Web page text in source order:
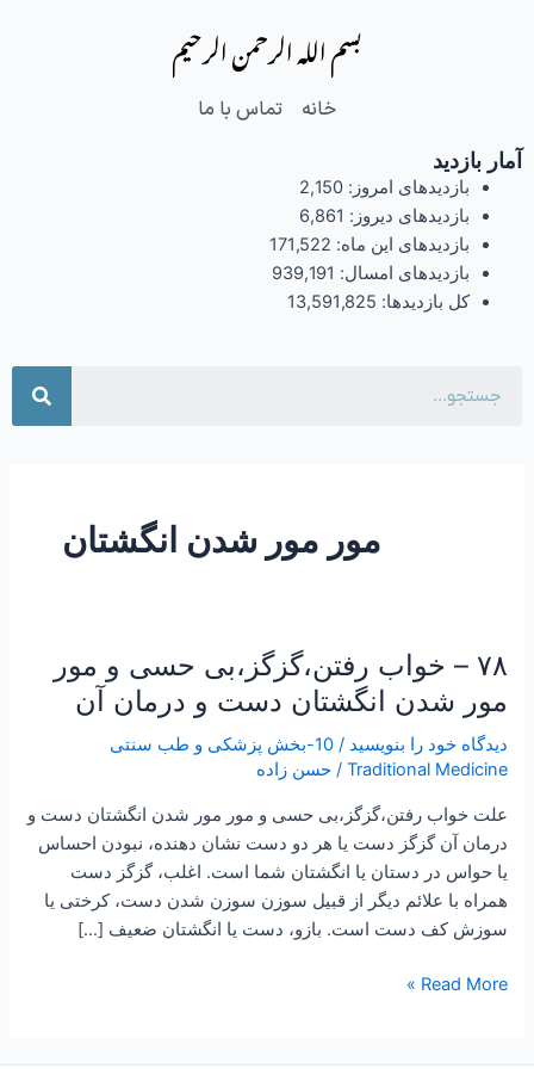
بسم الله الرحمن الرحیم
خانه تماس با ما
آمار بازدید
بازدیدهای امروز: 2,150
بازدیدهای دیروز: 6,861
بازدیدهای این ماه: 171,522
بازدیدهای امسال: 939,191
کل بازدیدها: 13,591,825
مور مور شدن انگشتان
۷۸ – خواب رفتن،گزگز،بی حسی و مور
مور شدن انگشتان دست و درمان آن
دیدگاه‌ خود را بنویسید /
10-بخش پزشکی و طب سنتی
Traditional Medicine
/حسن زاده
علت خواب رفتن،گزگز،بی حسی و مور مور شدن انگشتان دست و
درمان آن گزگز دست یا هر دو دست نشان دهنده، نبودن احساس
یا حواس در دستان یا انگشتان شما است. اغلب، گزگز دست
همراه با علائم دیگر از قبیل سوزن سوزن شدن دست، کرختی یا
سوزش کف دست است. بازو، دست یا انگشتان ضعیف […]
۷۸
خواب
رفتن،گزگز،بی
حسی
مور
شدن
انگشتان
دست
Read More »